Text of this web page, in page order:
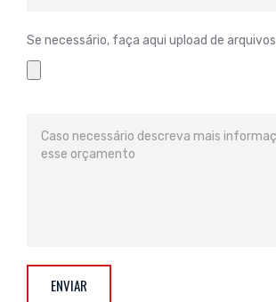
Se necessário, faça aqui upload de arquivos
ENVIAR